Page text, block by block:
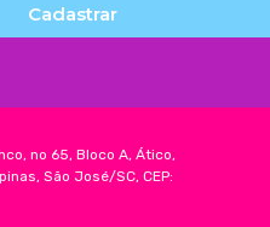
Cadastrar
no 65, Bloco A, Ático,
São José/SC, CEP: